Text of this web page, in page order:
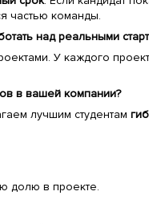
частью команды.
над реальными
У каждого
в вашей компании?
лучшим студентам
долю в проекте.